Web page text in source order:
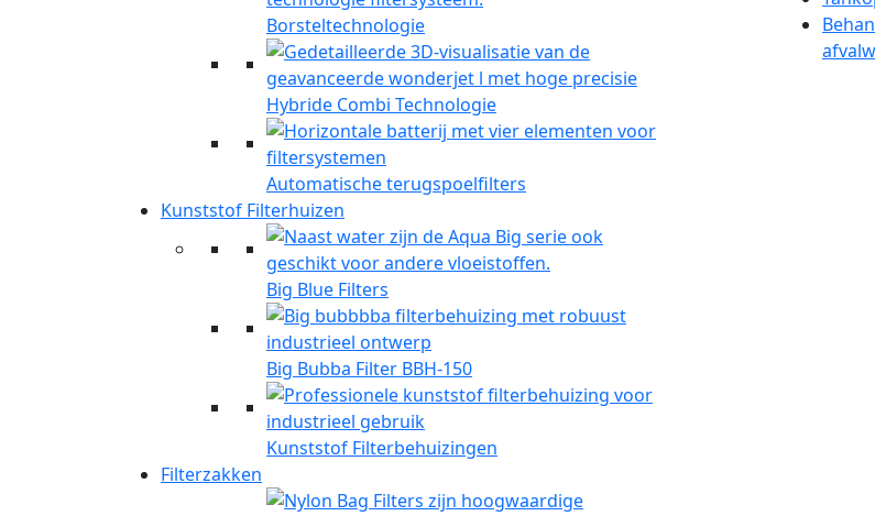
Borsteltechnologie
Hybride Combi Technologie
Automatische terugspoelfilters
Kunststof Filterhuizen
Big Blue Filters
Big Bubba Filter BBH-150
Kunststof Filterbehuizingen
Filterzakken